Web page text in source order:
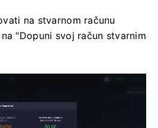
na stvarnom računu
"Dopuni svoj račun stvarnim